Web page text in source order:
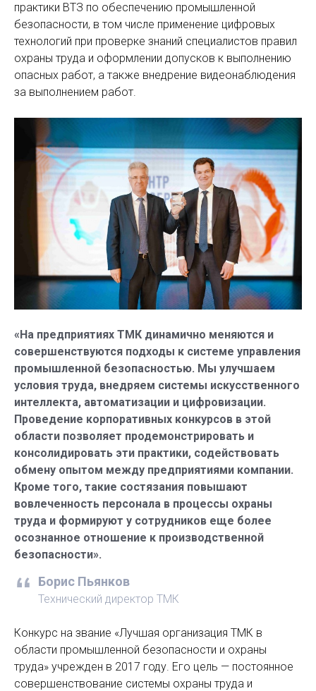
практики ВТЗ по обеспечению промышленной
безопасности, в том числе применение цифровых
технологий при проверке знаний специалистов правил
охраны труда и оформлении допусков к выполнению
опасных работ, а также внедрение видеонаблюдения
за выполнением работ.
«На предприятиях ТМК динамично меняются и
совершенствуются подходы к системе управления
промышленной безопасностью. Мы улучшаем
условия труда, внедряем системы искусственного
интеллекта, автоматизации и цифровизации.
Проведение корпоративных конкурсов в этой
области позволяет продемонстрировать и
консолидировать эти практики, содействовать
обмену опытом между предприятиями компании.
Кроме того, такие состязания повышают
вовлеченность персонала в процессы охраны
труда и формируют у сотрудников еще более
осознанное отношение к производственной
безопасности».
Борис Пьянков
Технический директор ТМК
Конкурс на звание «Лучшая организация ТМК в
области промышленной безопасности и охраны
труда» учрежден в 2017 году. Его цель — постоянное
совершенствование системы охраны труда и